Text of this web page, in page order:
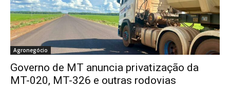
Agronegócio
Governo de MT anuncia privatização da
MT-020, MT-326 e outras rodovias